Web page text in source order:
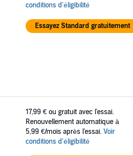
conditions d'éligibilité
Essayez Standard gratuitement
17,99 € ou gratuit avec l'essai.
Renouvellement automatique à
5,99 €/mois après l'essai. Voir
conditions d'éligibilité